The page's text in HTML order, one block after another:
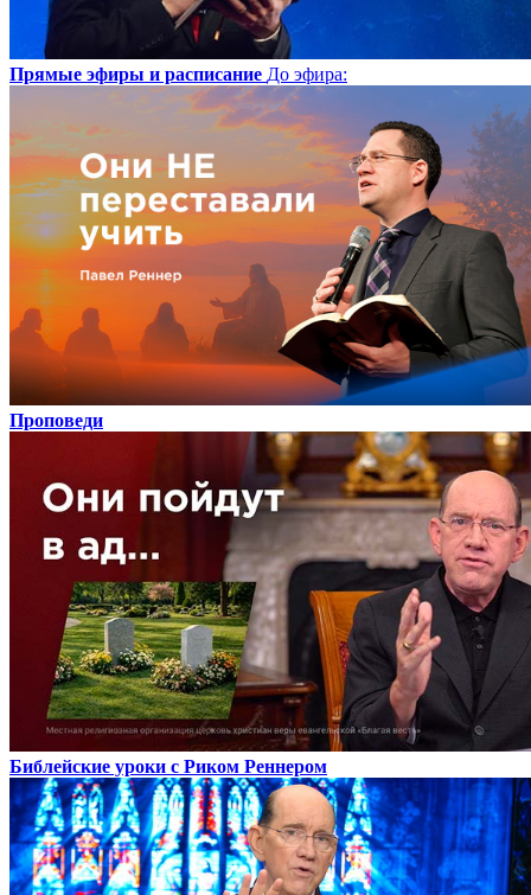
Прямые эфиры и расписание До эфира:
Проповеди
Библейские уроки с Риком Реннером